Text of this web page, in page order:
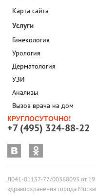
Карта сайта
Услуги
Гинекология
Урология
Дерматология
УЗИ
Анализы
Вызов врача на дом
КРУГЛОСУТОЧНО!
+7 (495) 324-88-22
Л041-01137-77/00368093 от 19
здравоохранения города